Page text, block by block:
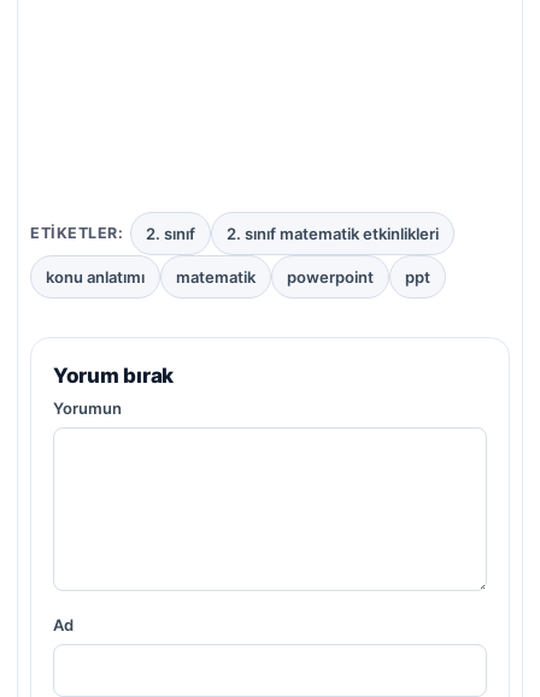
ETIKETLER: 2. sınıf 2. sınıf matematik etkinlikleri
konu anlatımı matematik powerpoint ppt
Yorum bırak
Yorumun
Ad